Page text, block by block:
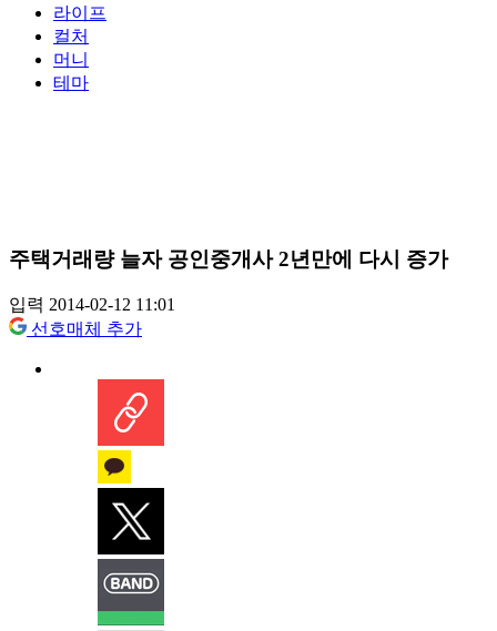
라이프
컬처
머니
테마
주택거래량 늘자 공인중개사 2년만에 다시 증가
입력 2014-02-12 11:01
선호매체 추가